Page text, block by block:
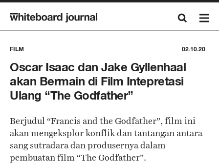
FILM 02.10.20
Oscar Isaac dan Jake Gyllenhaal
akan Bermain di Film Intepretasi
Ulang “The Godfather”
Berjudul “Francis and the Godfather”, film ini
akan mengeksplor konflik dan tantangan antara
sang sutradara dan produsernya dalam
pembuatan film “The Godfather”.